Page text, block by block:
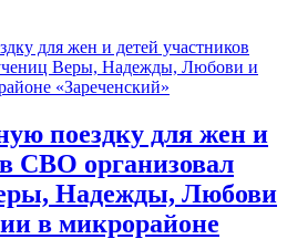
поездку для жен и
СВО организовал
Надежды, Любови
в микрорайоне